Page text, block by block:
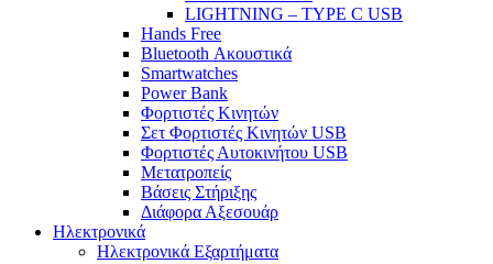
LIGHTNING – TYPE C USB
Hands Free
Bluetooth Ακουστικά
Smartwatches
Power Bank
Φορτιστές Κινητών
Σετ Φορτιστές Κινητών USB
Φορτιστές Αυτοκινήτου USB
Μετατροπείς
Βάσεις Στήριξης
Διάφορα Αξεσουάρ
Ηλεκτρονικά
Ηλεκτρονικά Εξαρτήματα